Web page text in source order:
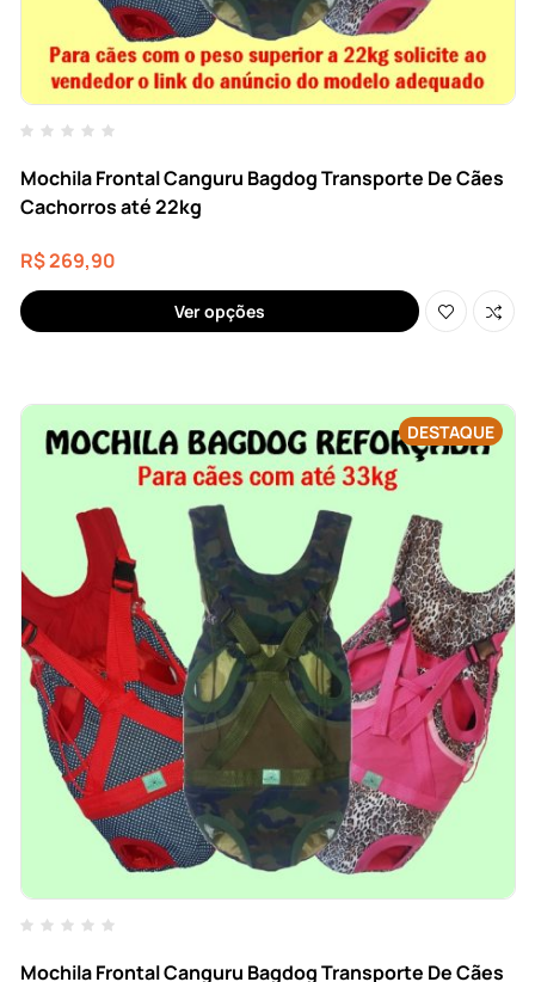
Mochila Frontal Canguru Bagdog Transporte De Cães
Cachorros até 22kg
R$269,90
Ver opções
DESTAQUE
Mochila Frontal Canguru Bagdog Transporte De Cães